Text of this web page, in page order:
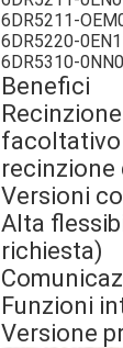
6DR5211-
6DR5220-
6DR5310-
Benefici
facoltativo
recinzione
Versioni
Alta
richiesta)
Funzioni
Versione